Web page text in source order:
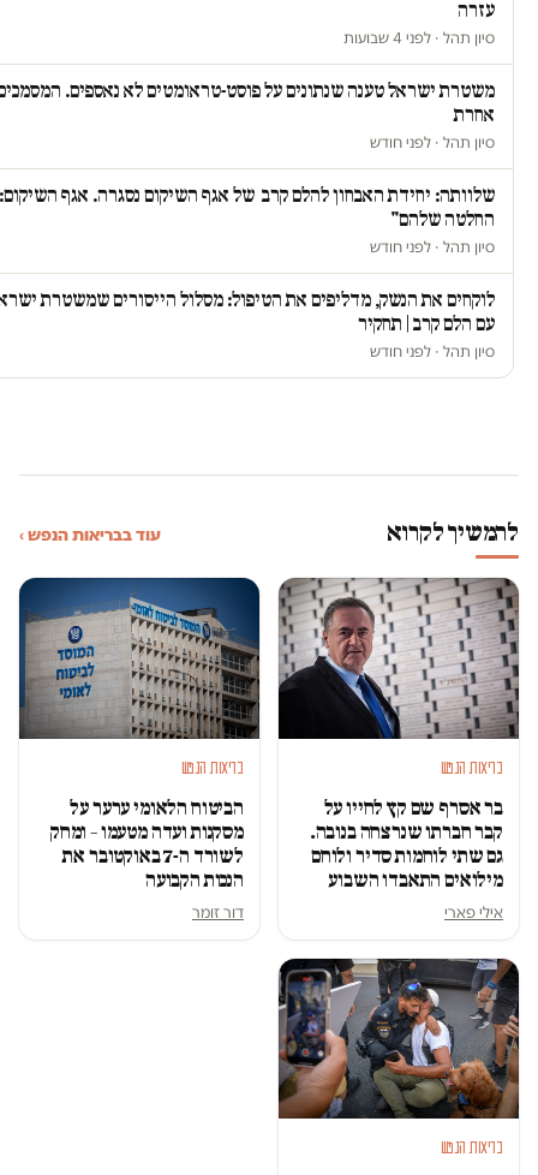
עזרה
סיון תהל · לפני 4 שבועות
משטרת ישראל טענה שנתונים על פוסט-טראומטים לא נאספים.
אחרת
סיון תהל · לפני חודש
שלוותה: יחידת האבחון להלם קרב של אגף השיקום נסגרה. אגף השיקום:
החלטה שלהם"
סיון תהל · לפני חודש
לוקחים את הנשק, מדליפים את הטיפול: מסלול הייסורים שמשטרת
עם הלם קרב | תחקיר
סיון תהל · לפני חודש
להמשיך לקרוא עוד בבריאות הנפש ›
בריאות הנפש
בר אסרף שם קץ לחייו על
קבר חברתו שנרצחה בנובה.
גם שתי לוחמות סדיר ולוחם
מילואים התאבדו השבוע
אילי פארי
בריאות הנפש
הביטוח הלאומי ערער על
מסקנות ועדה מטעמו – ומחק
לשורד ה-7 באוקטובר את
הנכות הקבועה
דור זומר
בריאות הנפש